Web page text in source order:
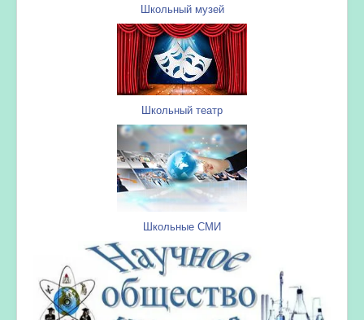
Школьный музей
Школьный театр
Школьные СМИ